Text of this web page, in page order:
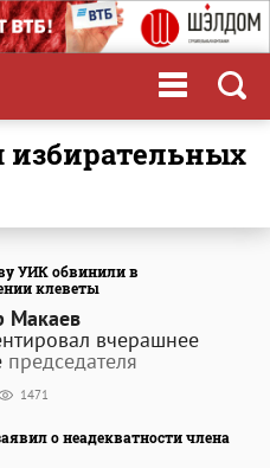
УИК обвинили в
клеветы
Макаев
вчерашнее
председателя
1471
о неадекватности члена